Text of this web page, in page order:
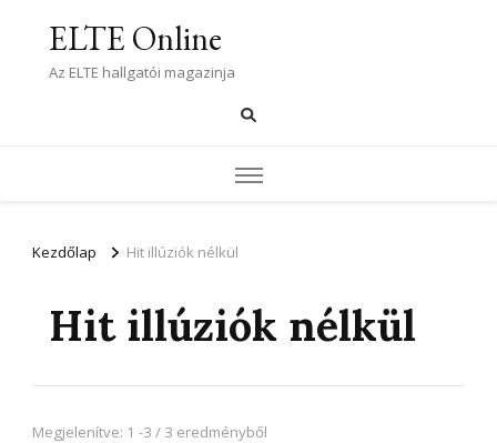
ELTE Online
Az ELTE hallgatói magazinja
Kezdőlap Hit illúziók nélkül
Hit illúziók nélkül
Megjelenítve: 1 -3 / 3 eredményből